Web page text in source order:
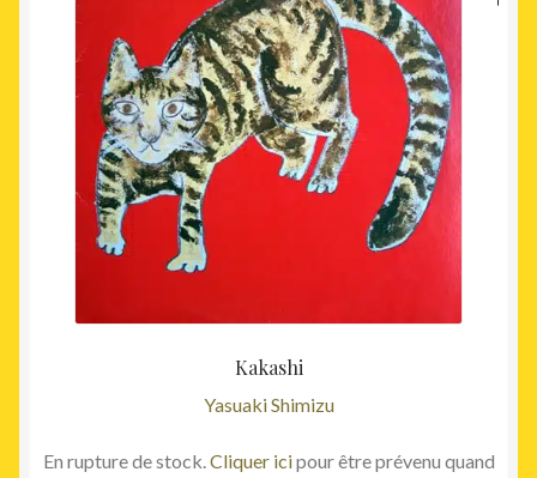
Kakashi
Yasuaki Shimizu
En rupture de stock.Cliquer icipour être prévenu quand